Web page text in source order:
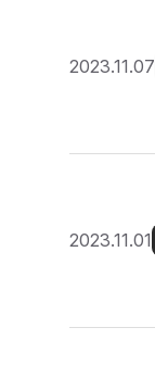
2023.11.07
2023.11.01